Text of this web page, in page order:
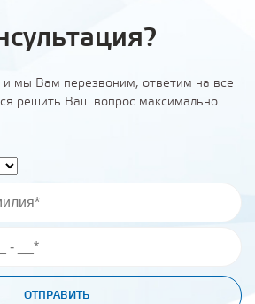
и мы Вам перезвоним, ответим на все
решить Ваш вопрос максимально
ОТПРАВИТЬ